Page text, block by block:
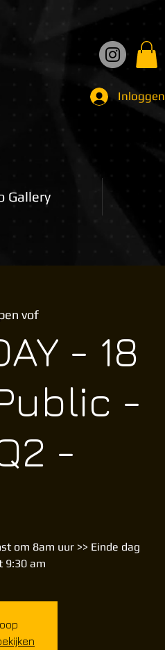
Inloggen
Gallery
vof
- 18
-
-
om 8am uur >> Einde dag
9:30 am